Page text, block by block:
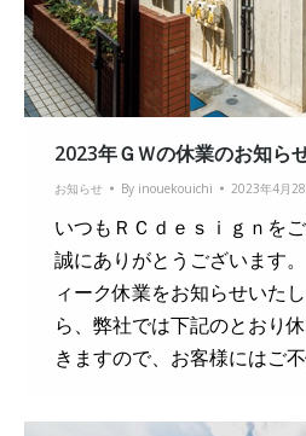
2023年ＧＷの休業のお知ら
お知らせ By inouekouichi 2023年4月
いつもＲＣｄｅｓｉｇｎを
誠にありがとうございます
ィーク休業をお知らせいた
ら、弊社では下記のとおり
きますので、お客様にはご